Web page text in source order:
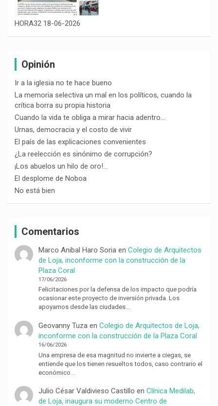
HORA32 18-06-2026
Opinión
Ir a la iglesia no te hace bueno
La memoria selectiva un mal en los políticos, cuando la
crítica borra su propia historia
Cuando la vida te obliga a mirar hacia adentro…
Urnas, democracia y el costo de vivir
El país de las explicaciones convenientes
¿La reelección es sinónimo de corrupción?
¡Los abuelos un hilo de oro!…
El desplome de Noboa
No está bien
Comentarios
Marco Anibal Haro Soriaen Colegio de Arquitectos
de Loja, inconforme con la construcción de la
Plaza Coral
17/06/2026
Felicitaciones por la defensa de los impacto que podría
ocasionar este proyecto de inversión privada. Los
apoyamos desde las ciudades…
Geovanny Tuzaen Colegio de Arquitectos de Loja,
inconforme con la construcción de la Plaza Coral
16/06/2026
Una empresa de esa magnitud no invierte a ciegas, se
entiende que los tienen resueltos todos, caso contrario el
económico…
Julio César Valdivieso Castillo en Clínica Medilab,
de Loja, inaugura su moderno Centro de